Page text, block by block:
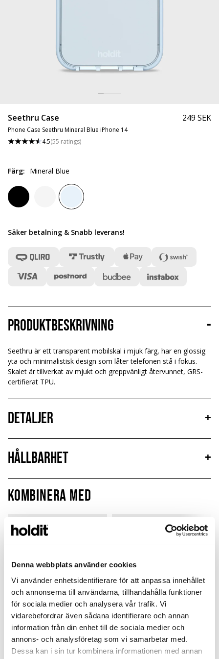
Denna webbplats använder cookies
Vi använder enhetsidentifierare för att anpassa innehållet
och annonserna till användarna, tillhandahålla funktioner
för sociala medier och analysera vår trafik. Vi
vidarebefordrar även sådana identifierare och annan
information från din enhet till de sociala medier och
annons- och analysföretag som vi samarbetar med.
Dessa kan i sin tur kombinera informationen med annan
Seethru Case
Phone Case Seethru Mineral Blue iPhone 14
4.5(55 ratings)
249 SEK
Färg: Mineral Blue
Säker betalning & Snabb leverans!
Produktbeskrivning -
Seethru är ett transparent mobilskal i mjuk färg, har en glossig
yta och minimalistisk design som låter telefonen stå i fokus.
Skalet är tillverkat av mjukt och greppvänligt återvunnet, GRS-
certifierat TPU.
Detaljer +
Hållbarhet
+
Kombinera med
Sign up
Card Holder Silicone Case